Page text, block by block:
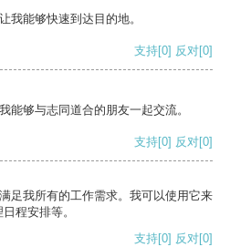
我能够快速到达目的地。
支持[0] 反对[0]
能够与志同道合的朋友一起交流。
支持[0] 反对[0]
足我所有的工作需求。我可以使用它来
程安排等。
支持[0] 反对[0]